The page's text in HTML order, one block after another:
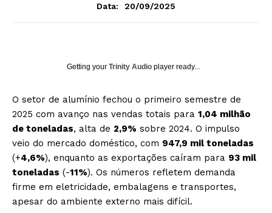
Data:
20/09/2025
Getting your Trinity Audio player ready...
O setor de alumínio fechou o primeiro semestre de
2025 com avanço nas vendas totais para 1,04 milhão
de toneladas, alta de 2,9% sobre 2024. O impulso
veio do mercado doméstico, com 947,9 mil toneladas
(+4,6%), enquanto as exportações caíram para 93 mil
toneladas (-11%). Os números refletem demanda
firme em eletricidade, embalagens e transportes,
apesar do ambiente externo mais difícil.